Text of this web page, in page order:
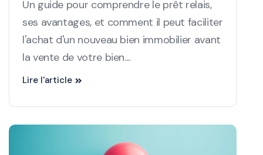
Un guide pour comprendre le prêt relais,
ses avantages, et comment il peut faciliter
l'achat d'un nouveau bien immobilier avant
la vente de votre bien....
Lire l'article